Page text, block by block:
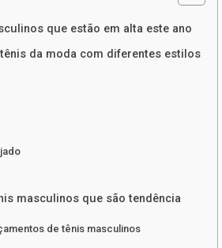
que estão em alta este ano
da moda com diferentes estilos
masculinos que são tendência
de tênis masculinos